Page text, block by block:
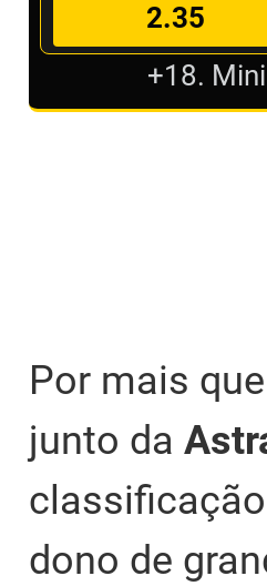
2.35
+18.
Por mais
junto da
dono de